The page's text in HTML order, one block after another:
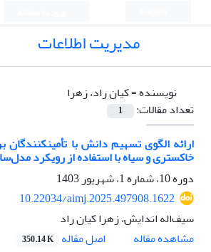
مدیریت اطلاعات
نویسنده =کیان راد، زهرا
تعداد مقالات:
1
ارائه الگوی تسهیم دانش با
خاکستری و سیاه با استفاده از رویکرد
دوره 10، شماره 1، شهریور 1403
10.22034/aimj.2025.497908.1622
سیف‌اله اندایش، زهرا کیان راد
مشاهده مقاله
اصل مقاله 350.14 K